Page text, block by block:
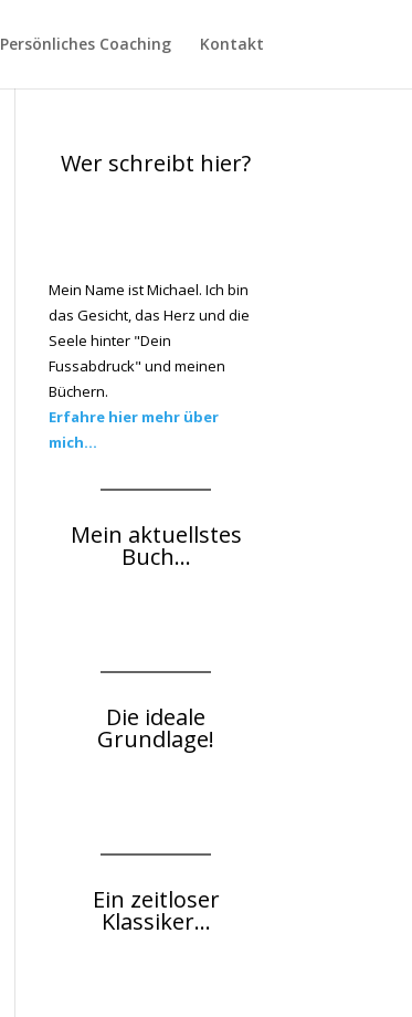
Persönliches Coaching Kontakt
Wer schreibt hier?
Mein Name ist Michael. Ich bin
das Gesicht, das Herz und die
Seele hinter "Dein
Fussabdruck" und meinen
Büchern.
Erfahre hier mehr über
mich...
Mein aktuellstes
Buch...
Die ideale
Grundlage!
Ein zeitloser
Klassiker...